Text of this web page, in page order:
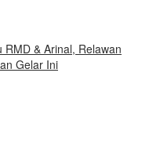
RMD & Arinal, Relawan
Gelar Ini